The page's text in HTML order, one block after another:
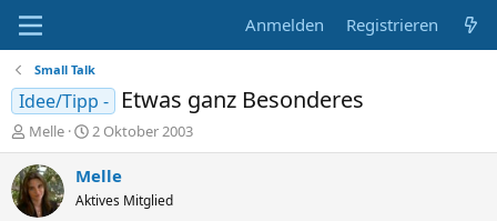
Anmelden Registrieren
Small Talk
Idee/Tipp - Etwas ganz Besonderes
E
r
s
t
e
Melle
E
r
s
e
2 Oktober 2003
Melle
Aktives Mitglied